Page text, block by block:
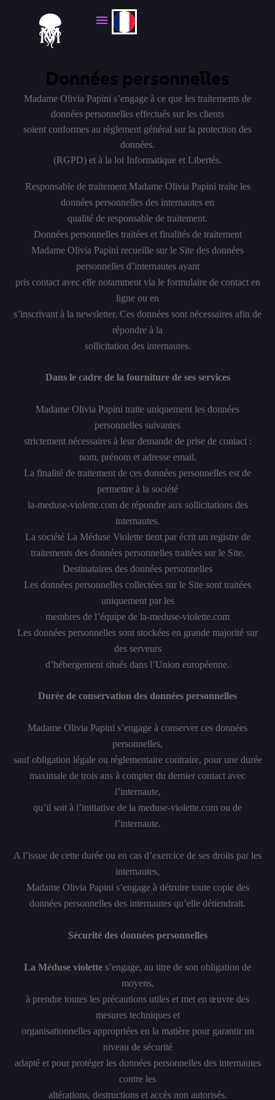
Données personnelles
Madame Olivia Papini s’engage à ce que les traitements de
données personnelles effectués sur les clients
soient conformes au règlement général sur la protection des
données.
(RGPD) et à la loi Informatique et Libertés.
Responsable de traitement Madame Olivia Papini traite les
données personnelles des internautes en
qualité de responsable de traitement.
Données personnelles traitées et finalités de traitement
Madame Olivia Papini recueille sur le Site des données
personnelles d’internautes ayant
pris contact avec elle notamment via le formulaire de contact en
ligne ou en
s’inscrivant à la newsletter. Ces données sont nécessaires afin de
répondre à la
sollicitation des internautes.
Dans le cadre de la fourniture de ses services
Madame Olivia Papini traite uniquement les données
personnelles suivantes
strictement nécessaires à leur demande de prise de contact :
nom, prénom et adresse email.
La finalité de traitement de ces données personnelles est de
permettre à la société
la-meduse-violette.com de répondre aux sollicitations des
internautes.
La société La Méduse Violette tient par écrit un registre de
traitements des données personnelles traitées sur le Site.
Destinataires des données personnelles
Les données personnelles collectées sur le Site sont traitées
uniquement par les
membres de l’équipe de la-meduse-violette.com
Les données personnelles sont stockées en grande majorité sur
des serveurs
d’hébergement situés dans l’Union européenne.
Durée de conservation des données personnelles
Madame Olivia Papini s’engage à conserver ces données
personnelles,
sauf obligation légale ou réglementaire contraire, pour une durée
maximale de trois ans à compter du dernier contact avec
l’internaute,
qu’il soit à l’initiative de la meduse-violette.com ou de
l’internaute.
A l’issue de cette durée ou en cas d’exercice de ses droits par les
internautes,
Madame Olivia Papini s’engage à détruire toute copie des
données personnelles des internautes qu’elle détiendrait.
Sécurité des données personnelles
La Méduse violette s’engage, au titre de son obligation de
moyens,
à prendre toutes les précautions utiles et met en œuvre des
mesures techniques et
organisationnelles appropriées en la matière pour garantir un
niveau de sécurité
adapté et pour protéger les données personnelles des internautes
contre les
altérations, destructions et accès non autorisés.